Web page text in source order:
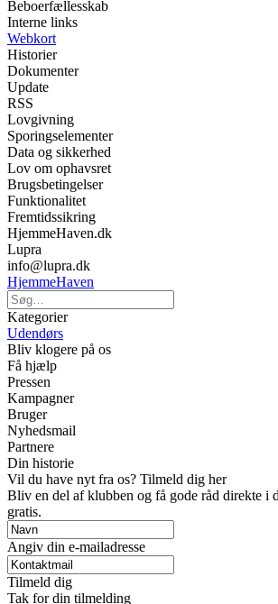
Beboerfællesskab
Interne links
Webkort
Historier
Dokumenter
Update
RSS
Lovgivning
Sporingselementer
Data og sikkerhed
Lov om ophavsret
Brugsbetingelser
Funktionalitet
Fremtidssikring
HjemmeHaven.dk
Lupra
info@lupra.dk
HjemmeHaven
Kategorier
Udendørs
Bliv klogere på os
Få hjælp
Pressen
Kampagner
Bruger
Nyhedsmail
Partnere
Din historie
Vil du have nyt fra os? Tilmeld dig her
Bliv en del af klubben og få gode råd direkte i
gratis.
Angiv din e-mailadresse
Tilmeld dig
Tak for din tilmelding